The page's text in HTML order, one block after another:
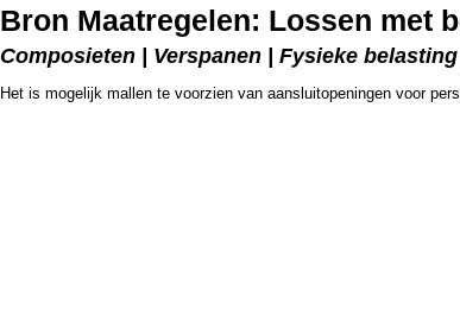
Bron Maatregelen: Lossen met
Composieten | Verspanen | Fysieke
Het is mogelijk mallen te voorzien van aansluitopeningen voor